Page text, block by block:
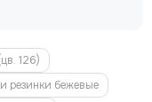
126)
резинки бежевые